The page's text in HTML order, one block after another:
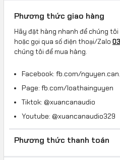
Phương thức giao hàng
Hãy đặt hàng nhanh để chúng tôi
hoặc gọi qua số điện thoại/Zalo
chúng tôi để mua hàng.
Facebook: fb.com/
Page: fb.com/loathainguyen
Tiktok: @xuancanaudio
Youtube: @xuancanaudio329
Phương thức thanh toán